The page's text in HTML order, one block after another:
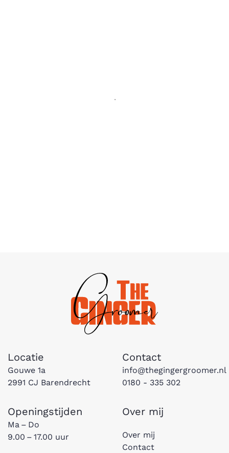
Locatie
Gouwe 1a
2991 CJ Barendrecht
Contact
info@thegingergroomer.nl
0180 - 335 302
Openingstijden
Ma – Do
9.00 – 17.00 uur
Over mij
Over mij
Contact